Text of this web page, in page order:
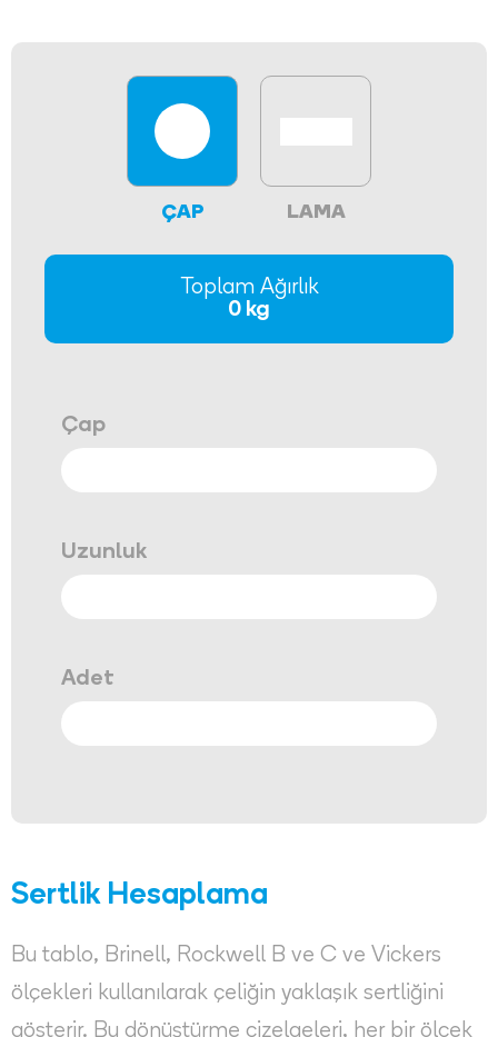
ÇAP LAMA
Çap
Uzunluk
Adet
Toplam Ağırlık
0 kg
Sertlik Hesaplama
Bu tablo, Brinell, Rockwell B ve C ve Vickers
ölçekleri kullanılarak çeliğin yaklaşık sertliğini
gösterir. Bu dönüştürme çizelgeleri, her bir ölçek